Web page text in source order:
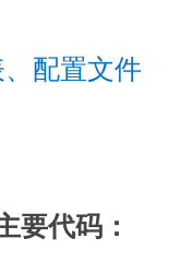
配置文件
要代码：